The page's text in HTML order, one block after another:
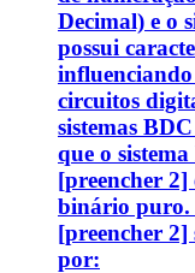
Decimal) e o
possui
circuitos
sistemas
que o
[preencher 2]
binário puro.
[preencher 2]
por: